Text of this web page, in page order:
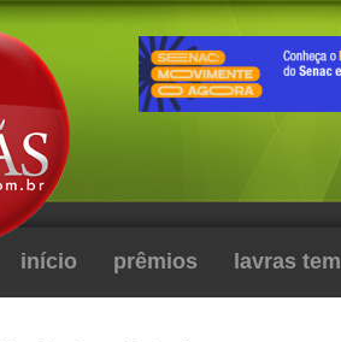
início prêmios lavras tem